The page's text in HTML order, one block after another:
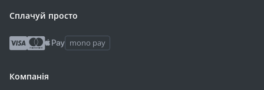
Сплачуй просто
mono pay
Компанія